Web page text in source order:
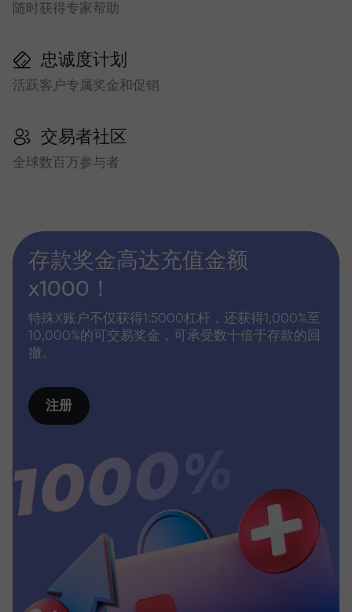
随时获得专家帮助
忠诚度计划
活跃客户专属奖金和促销
交易者社区
全球数百万参与者
存款奖金高达充值金额
x1000！
特殊X账户不仅获得1:5000杠杆，还获得1,000%至
10,000%的可交易奖金，可承受数十倍于存款的回
撤。
注册